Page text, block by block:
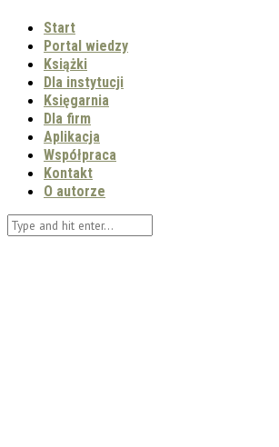
Start
Portal wiedzy
Książki
Dla instytucji
Księgarnia
Dla firm
Aplikacja
Współpraca
Kontakt
O autorze